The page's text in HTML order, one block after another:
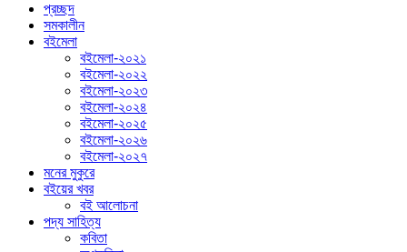
প্রচ্ছদ
সমকালীন
বইমেলা
বইমেলা-২০২১
বইমেলা-২০২২
বইমেলা-২০২৩
বইমেলা-২০২৪
বইমেলা-২০২৫
বইমেলা-২০২৬
বইমেলা-২০২৭
মনের মুকুরে
বইয়ের খবর
বই আলোচনা
পদ্য সাহিত্য
কবিতা